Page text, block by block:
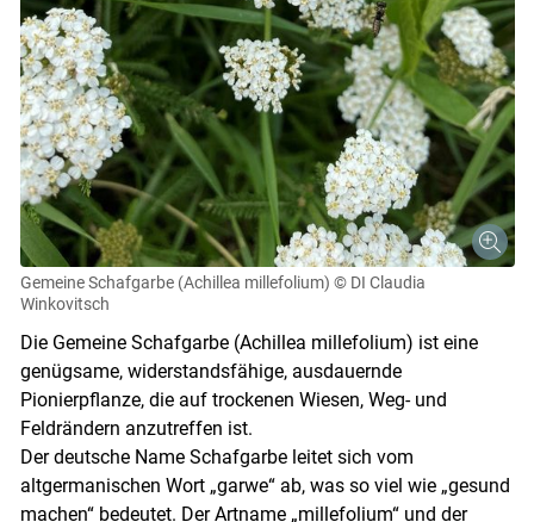
Gemeine Schafgarbe (Achillea millefolium) © DI Claudia
Winkovitsch
Die Gemeine Schafgarbe (Achillea millefolium) ist eine
genügsame, widerstandsfähige, ausdauernde
Pionierpflanze, die auf trockenen Wiesen, Weg- und
Feldrändern anzutreffen ist.
Der deutsche Name Schafgarbe leitet sich vom
altgermanischen Wort „garwe“ ab, was so viel wie „gesund
machen“ bedeutet. Der Artname „millefolium“ und der